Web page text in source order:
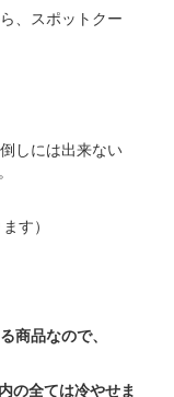
、スポットクー
しには出来ない
す）
商品なので、
の全ては冷やせま